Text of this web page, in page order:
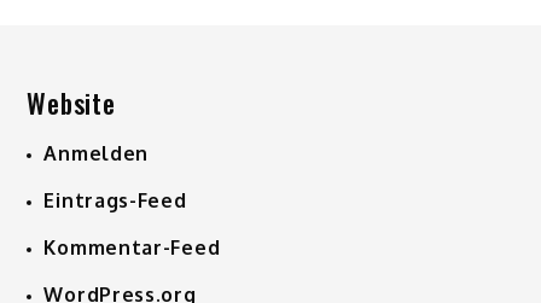
Website
Anmelden
Eintrags-Feed
Kommentar-Feed
WordPress.org